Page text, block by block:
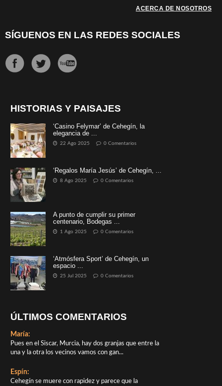
ACERCA DE NOSOTROS
SÍGUENOS EN LAS REDES SOCIALES
HISTORIAS Y PAISAJES
‘Casino Felymar’ de Cehegín, la
elegancia de ...
22 Ago 2025 0 Comentarios
‘Regalos María Jesús’ de Cehegín, ...
8 Ago 2025 0 Comentarios
A punto de cumplir su primer
centenario, Bodegas ...
1 Ago 2025 0 Comentarios
‘Atmósfera Sport’ de Cehegín, un
espacio ...
25 Jul 2025 0 Comentarios
ÚLTIMOS COMENTARIOS
María:
Pues en el Siscar, Murcia, hay dos granjas que entre la
una y la otra los vecinos vamos con gan...
Espín:
Cehegín se muere con rapidez y parece que la